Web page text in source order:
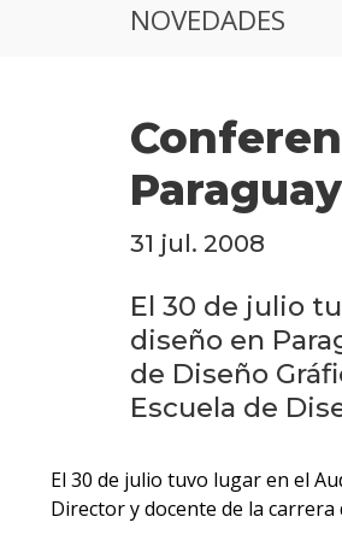
NOVEDADES
31 jul. 2008
El 30 de julio
diseño en
de Diseño
Escuela de
El 30 de julio tuvo lugar en el
Director y docente de la